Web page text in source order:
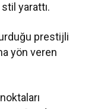
yarattı.
prestijli
yön veren